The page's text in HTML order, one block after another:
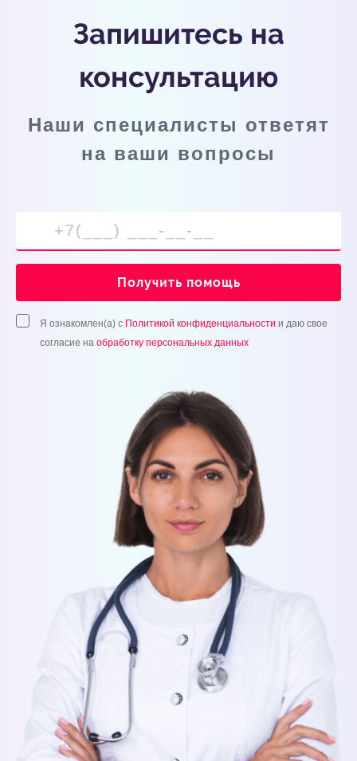
Запишитесь на
консультацию
Наши специалисты ответят
на ваши вопросы
Получить помощь
Я ознакомлен(а) с Политикой конфиденциальности и даю свое
согласие на обработку персональных данных